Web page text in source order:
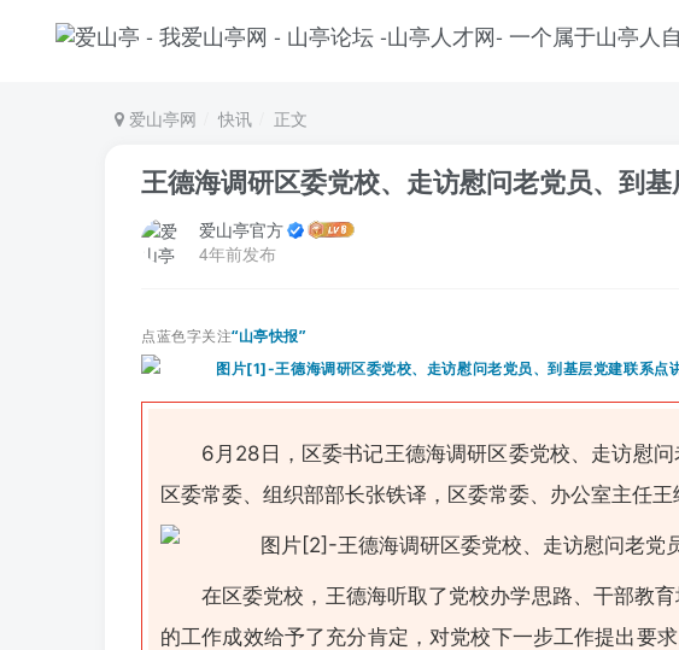
爱山亭网 快讯 正文
王德海调研区委党校、走访慰问老党员、到
爱山亭官方
4年前发布
点蓝色字关注“山亭快报”
6月28日，区委书记王德海调研区委党校、走访慰
区委常委、组织部部长张铁译，区委常委、办公室主任王
在区委党校，王德海听取了党校办学思路、干部教
的工作成效给予了充分肯定，对党校下一步工作提出要